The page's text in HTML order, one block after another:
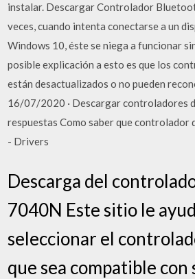
instalar. Descargar Controlador
veces, cuando intenta conectarse a un
Windows 10, éste se niega a funcionar
posible explicación a esto es que los
están desactualizados o no pueden
16/07/2020 · Descargar controladores
respuestas Como saber que controlador
- Drivers
Descarga del
7040N Este sitio le
seleccionar el
que sea compatible con